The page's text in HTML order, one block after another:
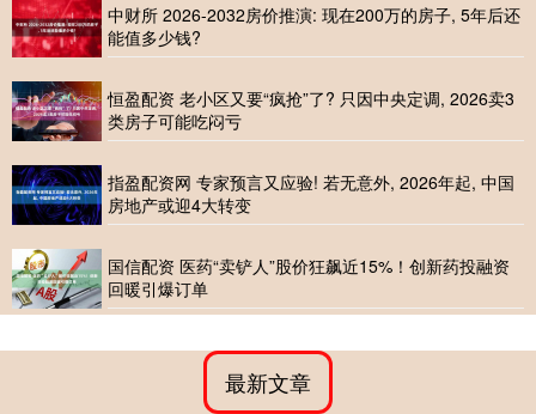
中财所 2026-2032房价推演: 现在200万的房子, 5年后还
能值多少钱?
恒盈配资 老小区又要“疯抢”了? 只因中央定调, 2026卖3
类房子可能吃闷亏
指盈配资网 专家预言又应验! 若无意外, 2026年起, 中国
房地产或迎4大转变
国信配资 医药“卖铲人”股价狂飙近15%！创新药投融资
回暖引爆订单
最新文章